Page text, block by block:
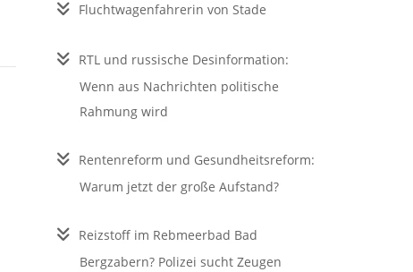
Fluchtwagenfahrerin von Stade
RTL und russische Desinformation:
Wenn aus Nachrichten politische
Rahmung wird
Rentenreform und Gesundheitsreform:
Warum jetzt der große Aufstand?
Reizstoff im Rebmeerbad Bad
Bergzabern? Polizei sucht Zeugen